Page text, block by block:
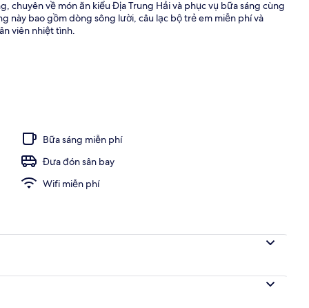
chuyên về món ăn kiểu Địa Trung Hải và phục vụ bữa sáng cùng
này bao gồm dòng sông lười, câu lạc bộ trẻ em miễn phí và
viên nhiệt tình.
Bữa sáng miễn phí
Đưa đón sân bay
Wifi miễn phí